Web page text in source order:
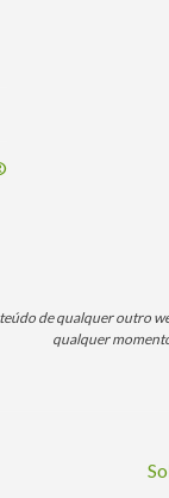
de qualquer outro
qualquer